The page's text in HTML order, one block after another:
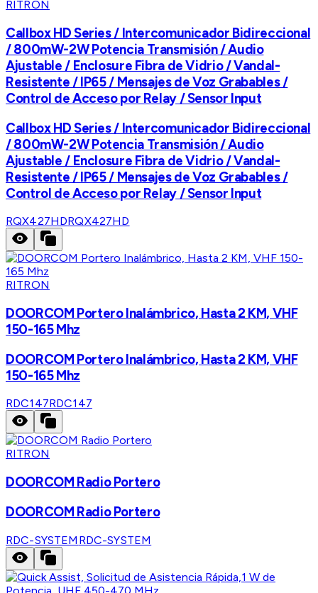
RITRON
Callbox HD Series / Intercomunicador Bidireccional
/ 800mW-2W Potencia Transmisión / Audio
Ajustable / Enclosure Fibra de Vidrio / Vandal-
Resistente / IP65 / Mensajes de Voz Grabables /
Control de Acceso por Relay / Sensor Input
Callbox HD Series / Intercomunicador Bidireccional
/ 800mW-2W Potencia Transmisión / Audio
Ajustable / Enclosure Fibra de Vidrio / Vandal-
Resistente / IP65 / Mensajes de Voz Grabables /
Control de Acceso por Relay / Sensor Input
RQX427HDRQX427HD
RITRON
DOORCOM Portero Inalámbrico, Hasta 2 KM, VHF
150-165 Mhz
DOORCOM Portero Inalámbrico, Hasta 2 KM, VHF
150-165 Mhz
RDC147RDC147
RITRON
DOORCOM Radio Portero
DOORCOM Radio Portero
RDC-SYSTEM RDC-SYSTEM